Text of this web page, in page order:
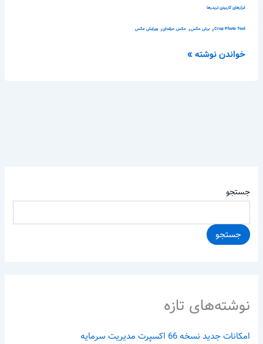
جستجو
جستجو
نوشته‌های تازه
امکانات جدید نسخه 66 اکسپرت مدیریت سرمایه
ابزارهای کاربردی تریدرها
Crop Photo Tool
, برش عکس, عکس حرفه‌ای, ویرایش عکس
خواندن نوشته »